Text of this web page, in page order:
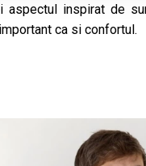
aspectul inspirat de
ca si confortul.